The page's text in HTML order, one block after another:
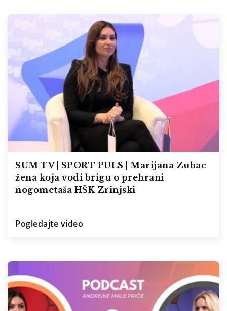
SUM TV | SPORT PULS | Marijana Zubac
žena koja vodi brigu o prehrani
nogometaša HŠK Zrinjski
Pogledajte video